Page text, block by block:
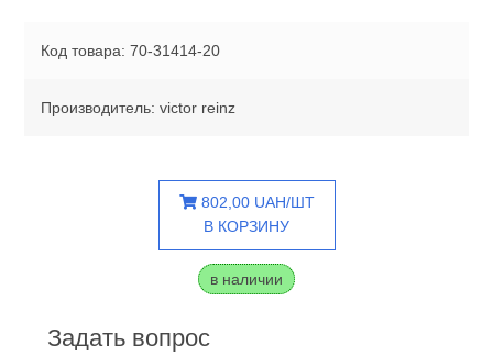
Код товара: 70-31414-20
Производитель: victor reinz
802,00 UAH/ШТ
В КОРЗИНУ
в наличии
Задать вопрос